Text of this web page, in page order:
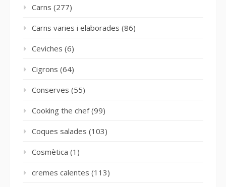
Carns (277)
Carns varies i elaborades (86)
Ceviches (6)
Cigrons (64)
Conserves (55)
Cooking the chef(99)
Coques salades (103)
Cosmètica (1)
cremes calentes (113)